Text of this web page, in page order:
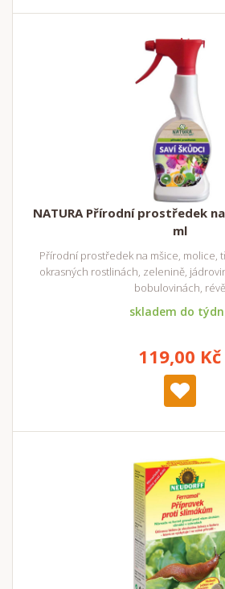
NATURA Přírodní prostředek
ml
Přírodní prostředek na mšice, molice,
okrasných rostlinách, zelenině,
bobulovinách, révě
skladem do
119,00 Kč